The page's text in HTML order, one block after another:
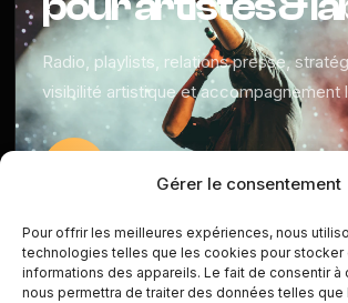
Gérer le consentement
Pour offrir les meilleures expériences, nous
technologies telles que les cookies pour stocker
informations des appareils. Le fait de consentir à
nous permettra de traiter des données telles
Radio, playlists, relations presse,
visibilité artistique et accompagnement
ANALYSE STRATÉGIQUE